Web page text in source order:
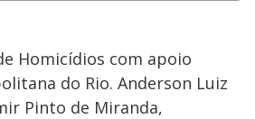
Homicídios com apoio
do Rio. Anderson Luiz
Pinto de Miranda,